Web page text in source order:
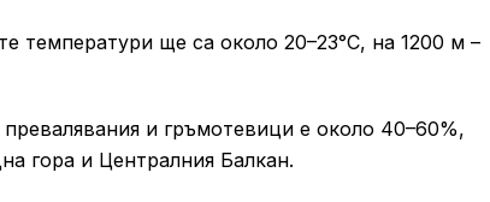
температури ще са около 20–23°C, на 1200 м –
и гръмотевици е около 40–60%,
гора и Централния Балкан.